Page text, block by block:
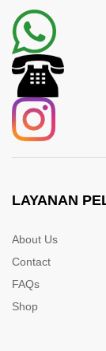
LAYANAN
About Us
Contact
FAQs
Shop